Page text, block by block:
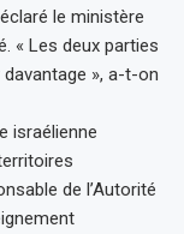
le ministère
« Les deux parties
», a-t-on
israélienne
de l’Autorité